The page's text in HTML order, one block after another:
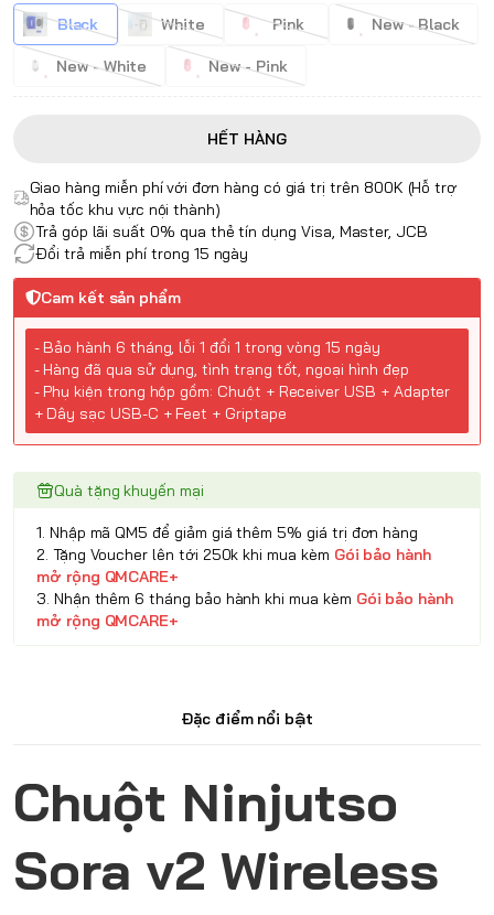
Black
White Pink New - Black
New - White New - Pink
HẾT HÀNG
Giao hàng miễn phí với đơn hàng có giá trị trên 800K (Hỗ trợ
hỏa tốc khu vực nội thành)
Trả góp lãi suất 0% qua thẻ tín dụng Visa, Master, JCB
Đổi trả miễn phí trong 15 ngày
Cam kết sản phẩm
- Bảo hành 6 tháng, lỗi 1 đổi 1 trong vòng 15 ngày
- Hàng đã qua sử dụng, tình trạng tốt, ngoại hình đẹp
- Phụ kiện trong hộp gồm: Chuột + Receiver USB + Adapter
+ Dây sạc USB-C + Feet + Griptape
Quà tặng khuyến mại
1. Nhập mã QM5 để giảm giá thêm 5% giá trị đơn hàng
2. Tặng Voucher lên tới 250k khi mua kèm Gói bảo hành
mở rộng QMCARE+
3. Nhận thêm 6 tháng bảo hành khi mua kèm Gói bảo hành
mở rộng QMCARE+
Đặc điểm nổi bật
Chuột Ninjutso
Sora v2 Wireless